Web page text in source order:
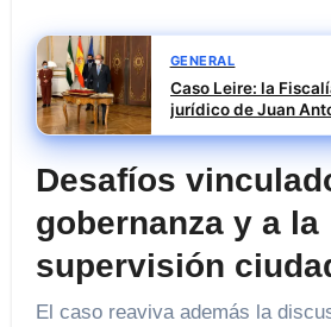
GENERAL
Caso Leire: la
jurídico de Juan
Donaire en
Desafíos
gobernanza y a la
supervisión
El caso reaviva además la